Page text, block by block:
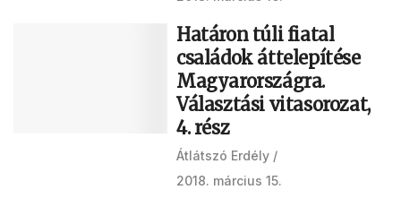
Határon túli fiatal
családok áttelepítése
Magyarországra.
Választási vitasorozat,
4. rész
Átlátszó Erdély
2018. március 15.